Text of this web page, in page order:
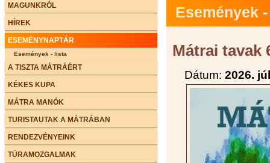
MAGUNKRÓL
HÍREK
ESEMÉNYNAPTÁR
Események - lista
A TISZTA MÁTRÁÉRT
KÉKES KUPA
MÁTRA MANÓK
TURISTAUTAK A MÁTRÁBAN
RENDEZVÉNYEINK
TÚRAMOZGALMAK
Események
Mátrai tavak
Dátum: 2026.